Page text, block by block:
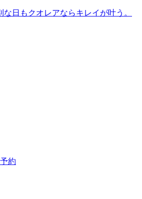
な日もクオレアならキレイが叶う。
約